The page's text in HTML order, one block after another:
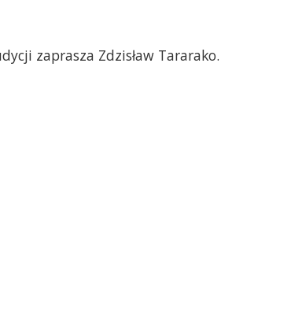
zaprasza Zdzisław Tararako.